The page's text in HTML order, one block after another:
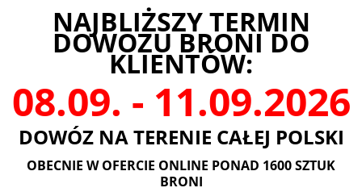
NAJBLIŻSZY TERMIN
DOWOZU BRONI DO
KLIENTÓW:
08.09. - 11.09.2026
DOWÓZ NA TERENIE CAŁEJ POLSKI
OBECNIE W OFERCIE ONLINE PONAD 1600 SZTUK
BRONI